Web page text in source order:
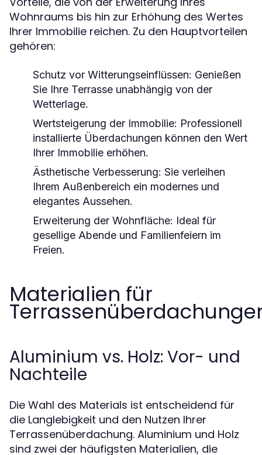
Wohnraums bis hin zur Erhöhung des Wertes
Ihrer Immobilie reichen. Zu den Hauptvorteilen
gehören:
Schutz vor Witterungseinflüssen: Genießen
Sie Ihre Terrasse unabhängig von der
Wetterlage.
Wertsteigerung der Immobilie: Professionell
installierte Überdachungen können den Wert
Ihrer Immobilie erhöhen.
Ästhetische Verbesserung: Sie verleihen
Ihrem Außenbereich ein modernes und
elegantes Aussehen.
Erweiterung der Wohnfläche: Ideal für
gesellige Abende und Familienfeiern im
Freien.
Materialien für
Aluminium vs. Holz: Vor- und
Nachteile
Die Wahl des Materials ist entscheidend für
die Langlebigkeit und den Nutzen Ihrer
Terrassenüberdachung. Aluminium und Holz
sind zwei der häufigsten Materialien, die